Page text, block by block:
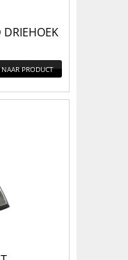
DRIEHOEK
NAAR PRODUCT